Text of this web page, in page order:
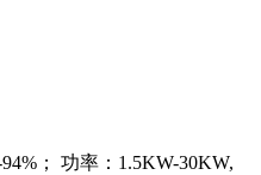
； 功率：1.5KW-30KW,